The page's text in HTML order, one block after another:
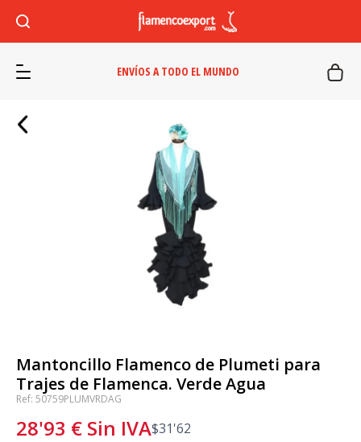
ENVÍOS A TODO EL MUNDO
Mantoncillo Flamenco de Plumeti para
Trajes de Flamenca. Verde Agua
Ref: 50759PLUMVRDAG
28'93 € Sin IVA$31'62